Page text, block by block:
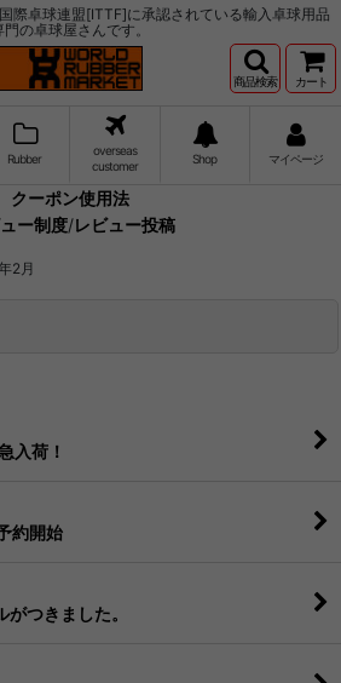
際卓球連盟[ITTF]に承認されている輸入卓球用品
門の卓球屋さんです。
商品検索 カート
Rubber
overseas
customer
Shop マイページ
クーポン使用法
ー制度/レビュー投稿
2月
入荷！
約開始
つきました。